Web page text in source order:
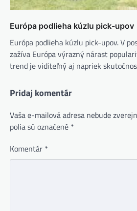
Európa podlieha kúzlu pick-upov
Európa podlieha kúzlu pick-upov. V
zažíva Európa výrazný nárast
trend je viditeľný aj napriek
Pridaj komentár
Vaša e-mailová adresa nebude
polia sú označené *
Komentár *